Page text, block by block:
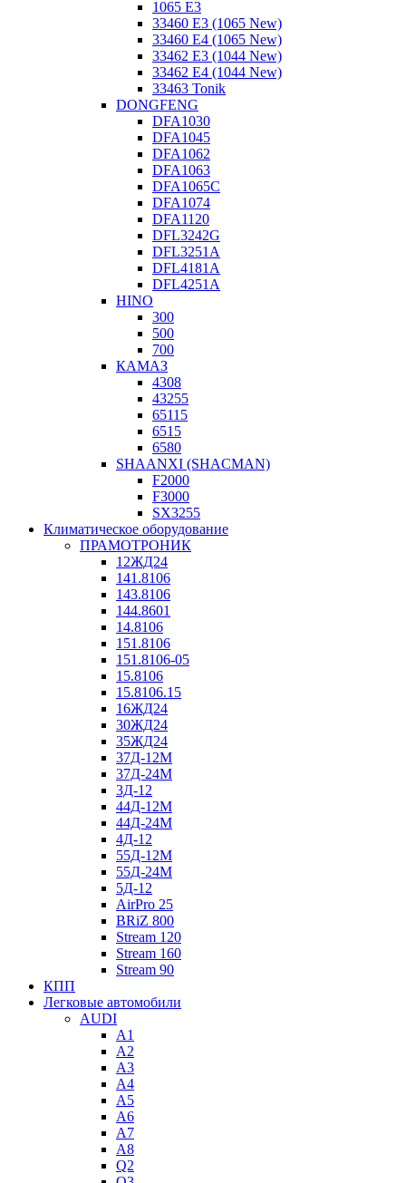
1065 E3
33460 E3 (1065 New)
33460 E4 (1065 New)
33462 E3 (1044 New)
33462 E4 (1044 New)
33463 Tonik
DONGFENG
DFA1030
DFA1045
DFA1062
DFA1063
DFA1065C
DFA1074
DFA1120
DFL3242G
DFL3251A
DFL4181A
DFL4251A
HINO
300
500
700
КАМАЗ
4308
43255
65115
6515
6580
SHAANXI (SHACMAN)
F2000
F3000
SX3255
Климатическое оборудование
ПРАМОТРОНИК
12ЖД24
141.8106
143.8106
144.8601
14.8106
151.8106
151.8106-05
15.8106
15.8106.15
16ЖД24
30ЖД24
35ЖД24
37Д-12М
37Д-24М
3Д-12
44Д-12М
44Д-24М
4Д-12
55Д-12М
55Д-24М
5Д-12
AirPro 25
BRiZ 800
Stream 120
Stream 160
Stream 90
КПП
Легковые автомобили
AUDI
A1
A2
A3
A4
A5
A6
A7
A8
Q2